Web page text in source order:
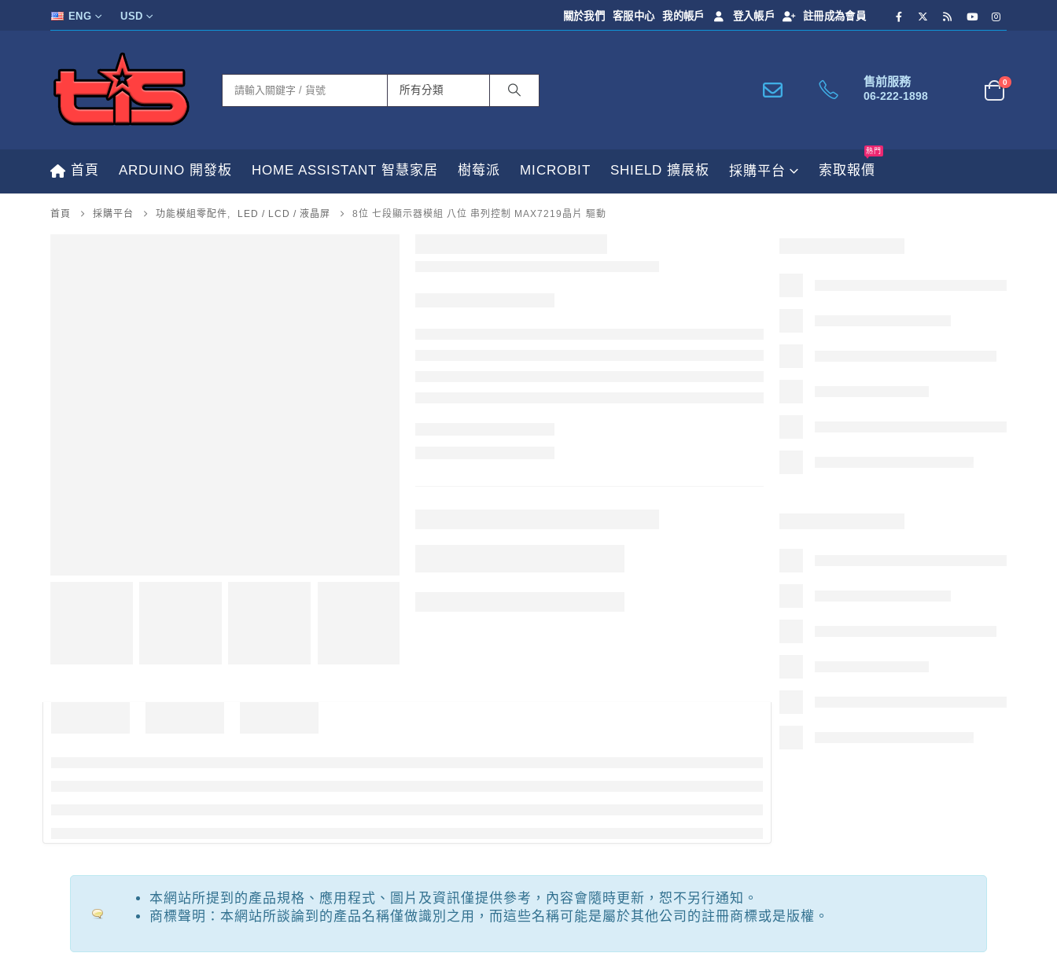
ENG USD 關於我們 客服中心 我的帳戶 登入帳戶 註冊成為會員
售前服務
06-222-1898
0
首頁 ARDUINO 開發板 HOME ASSISTANT 智慧家居 樹莓派 MICROBIT SHIELD 擴展板 採購平台 索取報價
熱門
首頁 採購平台 功能模組零配件, LED / LCD / 液晶屏 8位 七段顯示器模組 八位 串列控制 MAX7219晶片 驅動
本網站所提到的產品規格、應用程式、圖片及資訊僅提供參考，內容會隨時更新，恕不另行通知。
商標聲明：本網站所談論到的產品名稱僅做識別之用，而這些名稱可能是屬於其他公司的註冊商標或是版權。